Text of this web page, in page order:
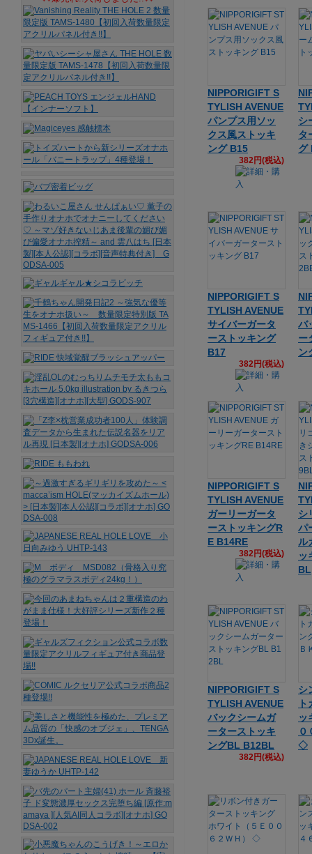
NIPPORIGIFT S
TYLISH AVENUE
パンプス用ソッ
クス風ストッキ
ング B15
382円(税込)
シ
タ
グ
NIPPORIGIFT S
TYLISH AVENUE
サイバーガータ
ーストッキング
B17
382円(税込)
バ
ー
ン
NIPPORIGIFT S
TYLISH AVENUE
ガーリーガータ
ーストッキングR
E B14RE
382円(税込)
シ
パ
ル
ッ
BL
NIPPORIGIFT S
TYLISH AVENUE
バックシームガ
ーターストッキ
ングBL B12BL
382円(税込)
シ
ッ
０
◇